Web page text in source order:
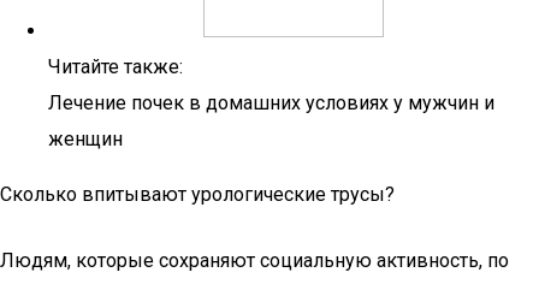
Читайте также:
Лечение почек в домашних условиях у мужчин и
женщин
Сколько впитывают урологические трусы?
Людям, которые сохраняют социальную активность, по